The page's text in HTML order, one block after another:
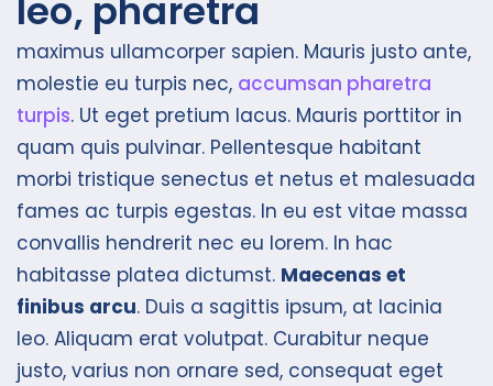
leo, pharetra
maximus ullamcorper sapien. Mauris justo ante,
molestie eu turpis nec, accumsan pharetra
turpis. Ut eget pretium lacus. Mauris porttitor in
quam quis pulvinar. Pellentesque habitant
morbi tristique senectus et netus et malesuada
fames ac turpis egestas. In eu est vitae massa
convallis hendrerit nec eu lorem. In hac
habitasse platea dictumst. Maecenas et
finibus arcu. Duis a sagittis ipsum, at lacinia
leo. Aliquam erat volutpat. Curabitur neque
justo, varius non ornare sed, consequat eget